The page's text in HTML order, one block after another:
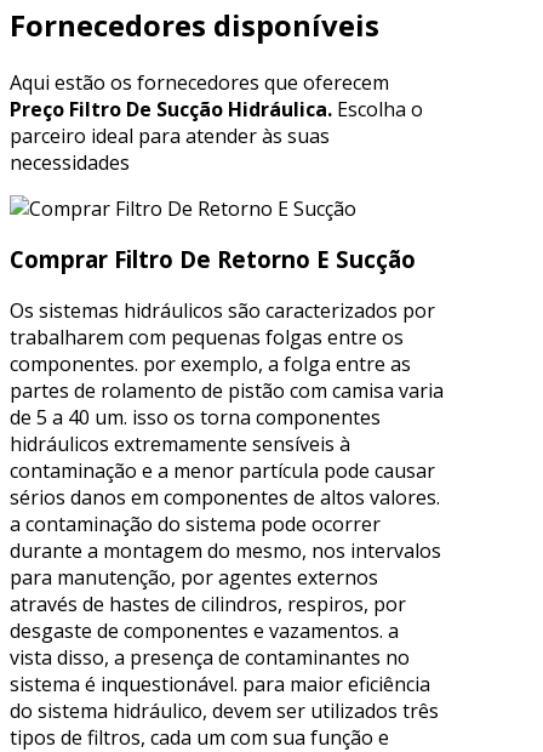
Fornecedores disponíveis
Aqui estão os fornecedores que oferecem
Preço Filtro De Sucção Hidráulica. Escolha o
parceiro ideal para atender às suas
necessidades
Comprar Filtro De Retorno E Sucção
Os sistemas hidráulicos são caracterizados por
trabalharem com pequenas folgas entre os
componentes. por exemplo, a folga entre as
partes de rolamento de pistão com camisa varia
de 5 a 40 um. isso os torna componentes
hidráulicos extremamente sensíveis à
contaminação e a menor partícula pode causar
sérios danos em componentes de altos valores.
a contaminação do sistema pode ocorrer
durante a montagem do mesmo, nos intervalos
para manutenção, por agentes externos
através de hastes de cilindros, respiros, por
desgaste de componentes e vazamentos. a
vista disso, a presença de contaminantes no
sistema é inquestionável. para maior eficiência
do sistema hidráulico, devem ser utilizados três
tipos de filtros, cada um com sua função e